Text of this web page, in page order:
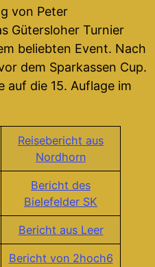
von Peter
Gütersloher Turnier
beliebten Event. Nach
dem Sparkassen Cup.
auf die 15. Auflage im
Reisebericht aus
Nordhorn
Bericht des
Bielefelder SK
Bericht aus Leer
Bericht von 2hoch6